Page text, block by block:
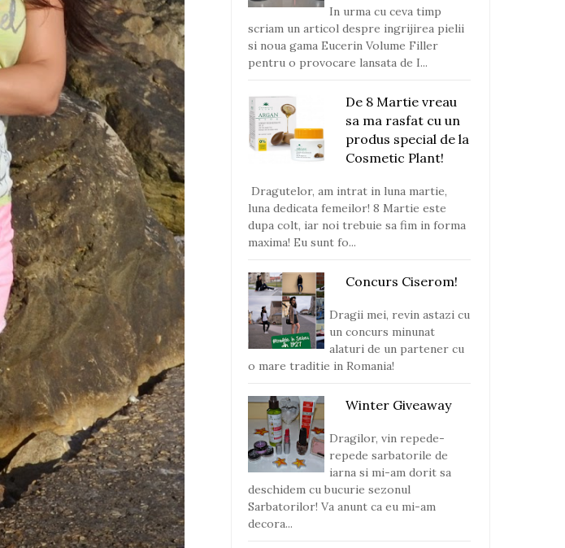
In urma cu ceva timp
scriam un articol despre ingrijirea pielii
si noua gama Eucerin Volume Filler
pentru o provocare lansata de I...
De 8 Martie vreau
sa ma rasfat cu un
produs special de la
Cosmetic Plant!
Dragutelor, am intrat in luna martie,
luna dedicata femeilor! 8 Martie este
dupa colt, iar noi trebuie sa fim in forma
maxima! Eu sunt fo...
Concurs Ciserom!
Dragii mei, revin astazi cu
un concurs minunat
alaturi de un partener cu
o mare traditie in Romania!
Winter Giveaway
Dragilor, vin repede-
repede sarbatorile de
iarna si mi-am dorit sa
deschidem cu bucurie sezonul
Sarbatorilor! Va anunt ca eu mi-am
decora...